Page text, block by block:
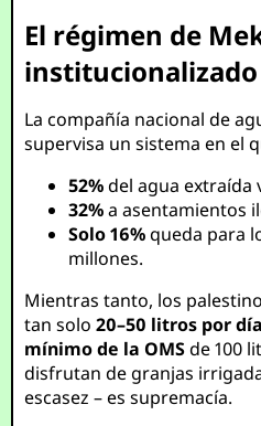
El régimen de
institucionalizado
La compañía nacional de
supervisa un sistema en el
52%del agua extraída
32%a asentamientos
Solo 16%queda para
millones.
Mientras tanto, los
tan solo20–50 litros por día
mínimo de la OMSde 100
disfrutan de granjas
escasez – es supremacía.